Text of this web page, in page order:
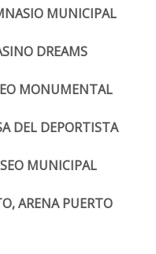
MUNICIPAL
DREAMS
MONUMENTAL
DEL DEPORTISTA
MUNICIPAL
ARENA PUERTO